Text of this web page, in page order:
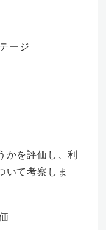
ージ
かを評価し、利
いて考察しま